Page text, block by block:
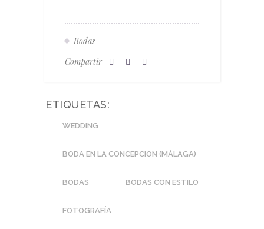
Bodas
Compartir
ETIQUETAS:
WEDDING
BODA EN LA CONCEPCION (MÁLAGA)
BODAS BODAS CON ESTILO
FOTOGRAFÍA